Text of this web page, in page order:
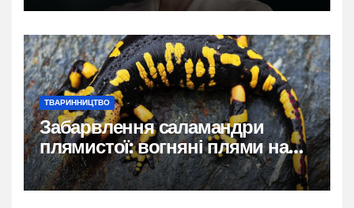
ТВАРИННИЦТВО
Забарвлення саламандри
плямистої: вогняні плями на
чорному тлі